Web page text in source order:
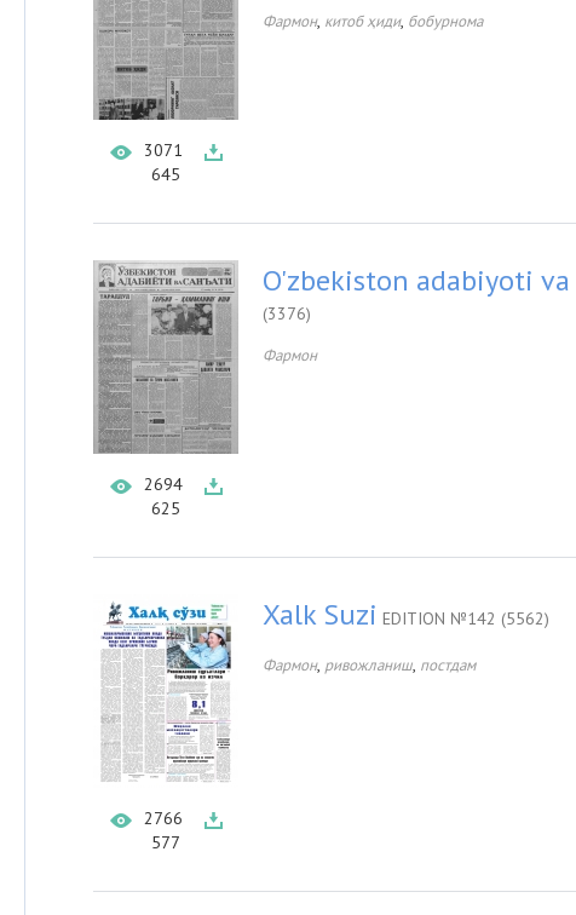
3071
645
Фармон, китоб ҳиди, бобурнома
2694
625
O'zbekiston adabiyoti
(3376)
Фармон
2766
577
Xalk Suzi EDITION №142 (5562)
Фармон, ривожланиш, постдам